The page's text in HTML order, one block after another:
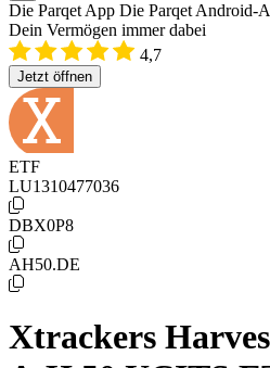
Die Parqet App Die Parqet Android-
Dein Vermögen immer dabei
4,7
Jetzt öffnen
ETF
LU1310477036
DBX0P8
AH50.DE
Xtrackers